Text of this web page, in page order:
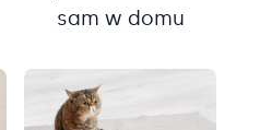
sam w domu